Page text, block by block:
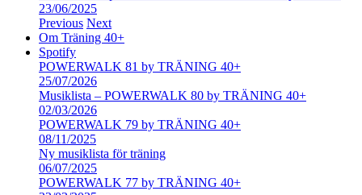
23/06/2025
Previous Next
Om Träning 40+
Spotify
POWERWALK 81 by TRÄNING 40+
25/07/2026
Musiklista – POWERWALK 80 by TRÄNING 40+
02/03/2026
POWERWALK 79 by TRÄNING 40+
08/11/2025
Ny musiklista för träning
06/07/2025
POWERWALK 77 by TRÄNING 40+